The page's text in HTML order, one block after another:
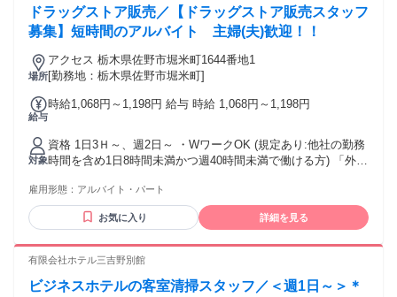
ある方もOK！ 家庭と両立(子育てと両立)したい子育てママ・
パパ(主婦・主夫)さんや、 本職や介護と両立したいフリータ
方、 扶養内で働きたい大学生さんなど、 様々なライフスタイ
ルの方が活躍しています！ また、年齢層も幅広く、ミドル・
験を活かせるので、お気軽にご相談ください。 ■清掃スタッ
language proficiency equivalent to JLPT N4. このおしごとで
はてきせつなほうこくができるレベルのにほんごのうりょく
どなにほんごのちしきとはなすちからがもとめられます。 在
留資格について / Visa Information We do not provide visa
sponsorship or support for obtaining or renewing residence
規取得・更新支援は行っておりません。 ご応募にあたって
は、日本で就労可能な適法な在留資格を有していることが必
要です。
ドラッグストア販売／【ドラッグストア販売スタッフ
募集】短時間のアルバイト 主婦(夫)歓迎！！
場所
アクセス 栃木県佐野市堀米町1644番地1
[勤務地：栃木県佐野市堀米町]
給与
時給1,068円～1,198円 給与 時給 1,068円～1,198円
対象
資格 1日3Ｈ～、週2日～ ・WワークOK (規定あり:他社の勤務
時間を含め1日8時間未満かつ週40時間未満で働ける方) 「外国
必須）」
雇用形態： アルバイト・パート
お気に入り 詳細を見る
有限会社ホテル三吉野別館
ビジネスホテルの客室清掃スタッフ／＜週1日～＞＊